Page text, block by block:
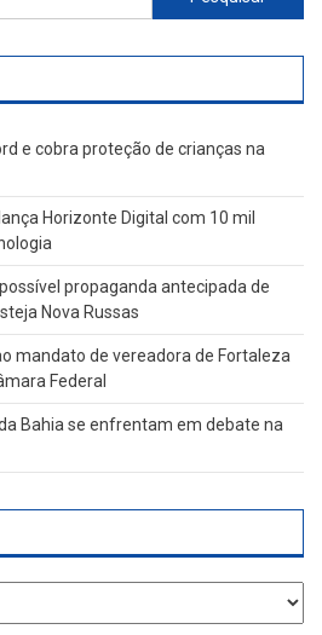
por:
e cobra proteção de crianças na
Horizonte Digital com 10 mil
propaganda antecipada de
Nova Russas
mandato de vereadora de Fortaleza
Federal
Bahia se enfrentam em debate na